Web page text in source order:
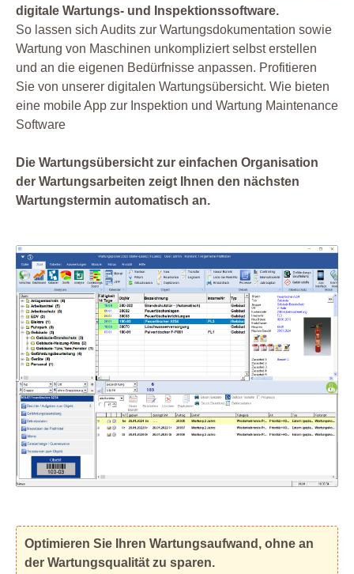
digitale Wartungs- und Inspektionssoftware.
So lassen sich Audits zur Wartungsdokumentation sowie
Wartung von Maschinen unkompliziert selbst erstellen
und an die eigenen Bedürfnisse anpassen. Profitieren
Sie von unserer digitalen Wartungsübersicht. Wie bieten
eine mobile App zur Inspektion und Wartung Maintenance
Software
Die Wartungsübersicht zur einfachen Organisation
der Wartungsarbeiten zeigt Ihnen den nächsten
Wartungstermin automatisch an.
Optimieren Sie Ihren Wartungsaufwand, ohne an
der Wartungsqualität zu sparen.